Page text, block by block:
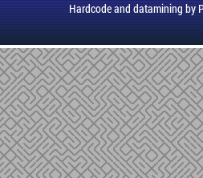
Hardcode and datamining by